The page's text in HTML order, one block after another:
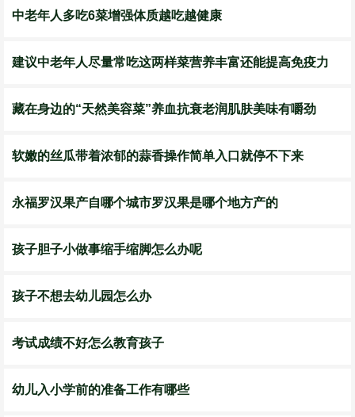
中老年人多吃6菜增强体质越吃越健康
建议中老年人尽量常吃这两样菜营养丰富还能提高免疫力
藏在身边的“天然美容菜”养血抗衰老润肌肤美味有嚼劲
软嫩的丝瓜带着浓郁的蒜香操作简单入口就停不下来
永福罗汉果产自哪个城市罗汉果是哪个地方产的
孩子胆子小做事缩手缩脚怎么办呢
孩子不想去幼儿园怎么办
考试成绩不好怎么教育孩子
幼儿入小学前的准备工作有哪些